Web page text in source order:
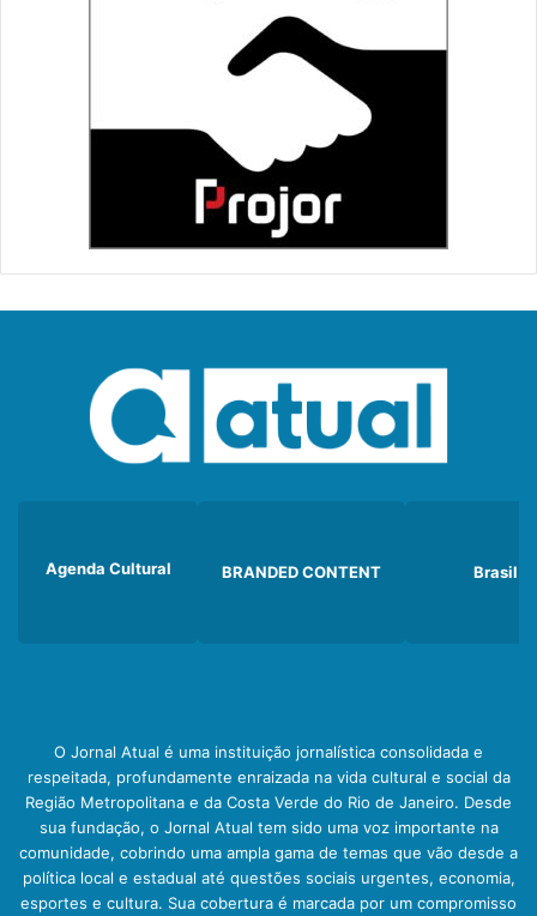
Agenda Cultural BRANDED CONTENT Brasil
O Jornal Atual é uma instituição jornalística consolidada e
respeitada, profundamente enraizada na vida cultural e social da
Região Metropolitana e da Costa Verde do Rio de Janeiro. Desde
sua fundação, o Jornal Atual tem sido uma voz importante na
comunidade, cobrindo uma ampla gama de temas que vão desde a
política local e estadual até questões sociais urgentes, economia,
esportes e cultura. Sua cobertura é marcada por um compromisso